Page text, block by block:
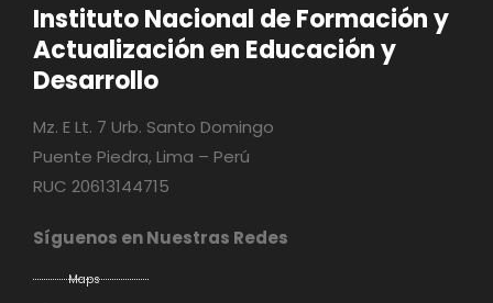
Instituto Nacional de Formación y
Actualización en Educación y
Desarrollo
Mz. E Lt. 7 Urb. Santo Domingo
Puente Piedra, Lima – Perú
RUC 20613144715
Síguenos en Nuestras Redes
Maps